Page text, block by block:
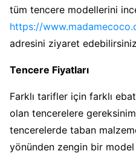
tüm tencere modellerini
https://
adresini ziyaret
Tencere Fiyatları
Farklı tarifler için farklı
olan tencerelere
tencerelerde taban
yönünden zengin bir